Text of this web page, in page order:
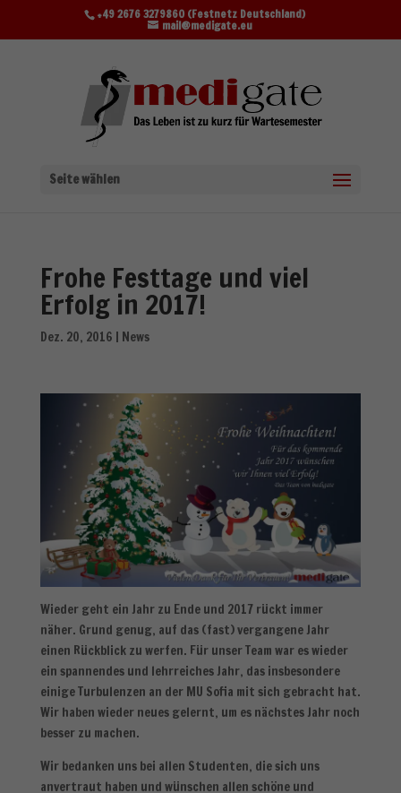
+49 2676 3279860 (Festnetz Deutschland)
mail@medigate.eu
Seite wählen
Frohe Festtage und viel
Erfolg in 2017!
Dez. 20, 2016 | News
Wieder geht ein Jahr zu Ende und 2017 rückt immer
näher. Grund genug, auf das (fast) vergangene Jahr
einen Rückblick zu werfen. Für unser Team war es wieder
ein spannendes und lehrreiches Jahr, das insbesondere
einige Turbulenzen an der MU Sofia mit sich gebracht hat.
Wir haben wieder neues gelernt, um es nächstes Jahr noch
besser zu machen.
Wir bedanken uns bei allen Studenten, die sich uns
anvertraut haben und wünschen allen schöne und